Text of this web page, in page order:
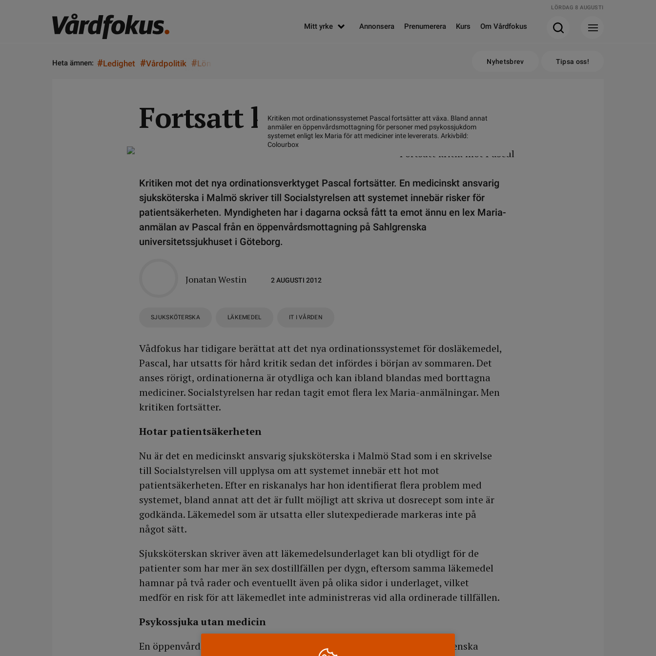
LÖRDAG 8 AUGUSTI
Mitt yrke Annonsera Prenumerera Kurs Om Vårdfokus
Heta ämnen: #Ledighet #Vårdpolitik #Lön Nyhetsbrev Tipsa oss!
Fortsatt kritik mot Pascal
Kritiken mot ordinationssystemet Pascal fortsätter att växa. Bland annat
anmäler en öppenvårdsmottagning för personer med psykossjukdom
systemet enligt lex Maria för att mediciner inte levererats. Arkivbild:
Colourbox
Kritiken mot det nya ordinationsverktyget Pascal fortsätter. En medicinskt ansvarig
sjuksköterska i Malmö skriver till Socialstyrelsen att systemet innebär risker för
patientsäkerheten. Myndigheten har i dagarna också fått ta emot ännu en lex Maria-
anmälan av Pascal från en öppenvårdsmottagning på Sahlgrenska
universitetssjukhuset i Göteborg.
Jonatan Westin 2 AUGUSTI 2012
SJUKSKÖTERSKA LÄKEMEDEL IT I VÅRDEN
Vådfokus har tidigare berättat att det nya ordinationssystemet för dosläkemedel,
Pascal, har utsatts för hård kritik sedan det infördes i början av sommaren. Det
anses rörigt, ordinationerna är otydliga och kan ibland blandas med borttagna
mediciner. Socialstyrelsen har redan tagit emot flera lex Maria-anmälningar. Men
kritiken fortsätter.
Hotar patientsäkerheten
Nu är det en medicinskt ansvarig sjuksköterska i Malmö Stad som i en skrivelse
till Socialstyrelsen vill upplysa om att systemet innebär ett hot mot
patientsäkerheten. Efter en riskanalys har hon identifierat flera problem med
systemet, bland annat att det är fullt möjligt att skriva ut dosrecept som inte är
godkända. Läkemedel som är utsatta eller slutexpedierade markeras inte på
något sätt.
Sjuksköterskan skriver även att läkemedelsunderlaget kan bli otydligt för de
patienter som har mer än sex dostillfällen per dygn, eftersom samma läkemedel
hamnar på två rader och eventuellt även på olika sidor i underlaget, vilket
medför en risk för att läkemedlet inte administreras vid alla ordinerade tillfällen.
Psykossjuka utan medicin
En öppenvårdsmottagning för personer med psykossjukdom på Sahlgrenska